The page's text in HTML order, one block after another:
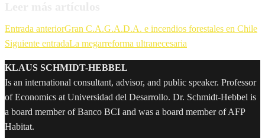
Entrada anteriorGran C.A.G.A.D.A. e incendios forestales en Chile
Siguiente entradaLa megarreforma ultranecesaria
KLAUS SCHMIDT-HEBBEL
Is an international consultant, advisor, and public speaker. Professor
of Economics at Universidad del Desarrollo. Dr. Schmidt-Hebbel is
a board member of Banco BCI and was a board member of AFP
Habitat.